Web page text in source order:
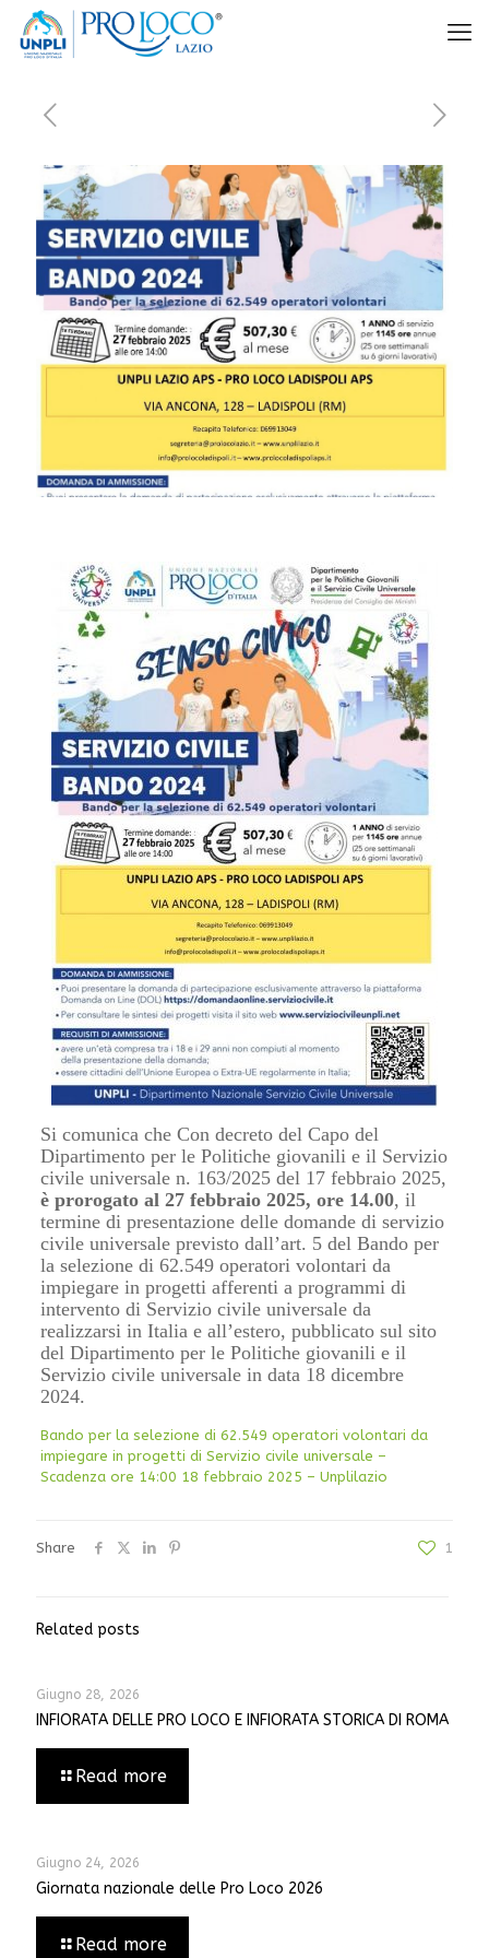
Si comunica che Con decreto del Capo del
Dipartimento per le Politiche giovanili e il Servizio
civile universale n. 163/2025 del 17 febbraio 2025,
è prorogato al 27 febbraio 2025, ore 14.00, il
termine di presentazione delle domande di servizio
civile universale previsto dall’art. 5 del Bando per
la selezione di 62.549 operatori volontari da
impiegare in progetti afferenti a programmi di
intervento di Servizio civile universale da
realizzarsi in Italia e all’estero, pubblicato sul sito
del Dipartimento per le Politiche giovanili e il
Servizio civile universale in data 18 dicembre
2024.
Bando per la selezione di 62.549 operatori volontari da
impiegare in progetti di Servizio civile universale –
Scadenza ore 14:00 18 febbraio 2025 – Unplilazio
Share 1
Related posts
Giugno 28, 2026
INFIORATA DELLE PRO LOCO E INFIORATA STORICA DI ROMA
Read more
Giugno 24, 2026
Giornata nazionale delle Pro Loco 2026
Read more